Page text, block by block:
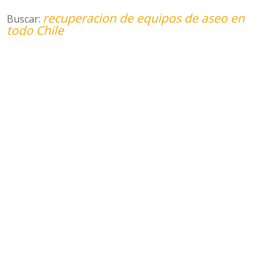
Buscar: recuperacion de equipos de aseo en
todo Chile